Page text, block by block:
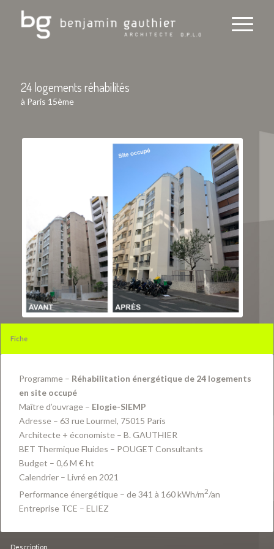
24 logements réhabilités
à Paris 15ème
Fiche
Programme – Réhabilitation énergétique de 24 logements
en site occupé
Maître d’ouvrage – Elogie-SIEMP
Adresse – 63 rue Lourmel, 75015 Paris
Architecte + économiste – B. GAUTHIER
BET Thermique Fluides – POUGET Consultants
Budget – 0,6 M € ht
Calendrier – Livré en 2021
Performance énergétique – de 341 à 160 kWh/m2/an
Entreprise TCE – ELIEZ
Description